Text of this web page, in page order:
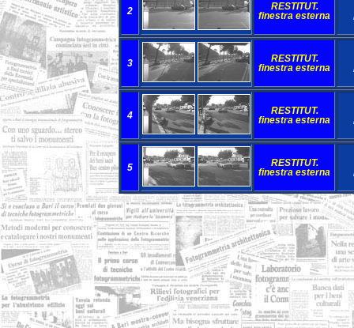
2
RESTITUT.
finestra esterna
3
RESTITUT.
finestra esterna
4
RESTITUT.
finestra esterna
5
RESTITUT.
finestra esterna